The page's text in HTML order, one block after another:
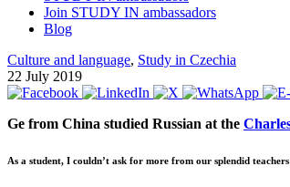
Join STUDY IN ambassadors
Blog
Culture and language, Study in Czechia
22 July 2019
Ge from China studied Russian at the
As a student, I couldn’t ask for more from our splendid teachers